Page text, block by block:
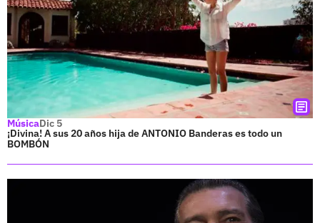
MúsicaDic 5
¡Divina! A sus 20 años hija de ANTONIO Banderas es todo un
BOMBÓN